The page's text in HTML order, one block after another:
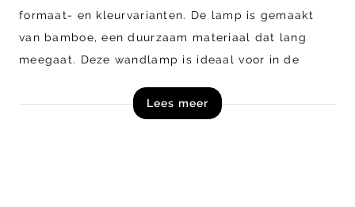
formaat- en kleurvarianten. De lamp is gemaakt
van bamboe, een duurzaam materiaal dat lang
meegaat. Deze wandlamp is ideaal voor in de
effect toe aan de kamer door de lichtdoorlatende
Lees meer